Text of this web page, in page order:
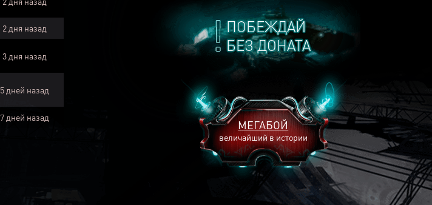
ПОБЕЖДАЙ
БЕЗ ДОНАТА
МЕГАБОЙ
величайший в истории
2 дня назад
3 дня назад
5 дней назад
7 дней назад